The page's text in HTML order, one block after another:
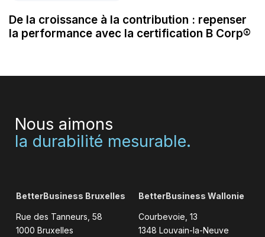
De la croissance à la contribution : repenser
la performance avec la certification B Corp®
Nous aimons
la durabilité mesurable.
BetterBusiness Bruxelles
Rue des Tanneurs, 58
1000 Bruxelles
BetterBusiness Wallonie
Courbevoie, 13
1348 Louvain-la-Neuve